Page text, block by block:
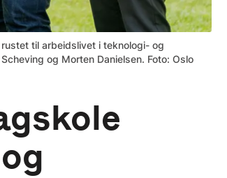
til arbeidslivet i teknologi- og
og Morten Danielsen. Foto: Oslo